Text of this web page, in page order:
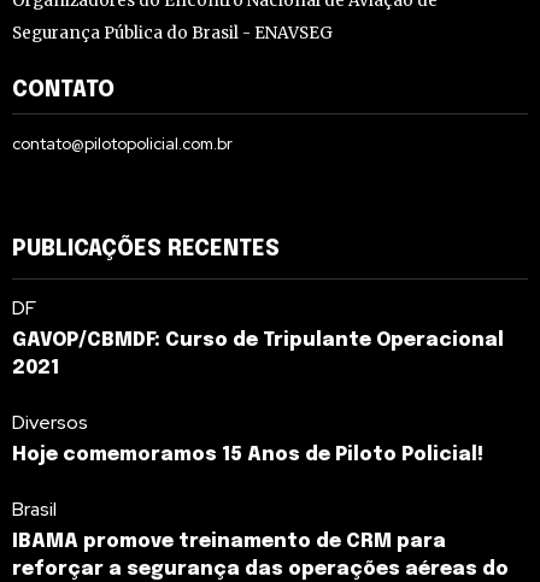
Segurança Pública do Brasil - ENAVSEG
CONTATO
contato@pilotopolicial.com.br
PUBLICAÇÕES RECENTES
DF
GAVOP/CBMDF: Curso de Tripulante Operacional
2021
Diversos
Hoje comemoramos 15 Anos de Piloto Policial!
Brasil
IBAMA promove treinamento de CRM para
reforçar a segurança das operações aéreas do